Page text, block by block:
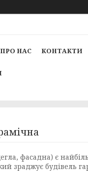
ПРО НАС КОНТАКТИ
фасадна) є
зраджує будівель